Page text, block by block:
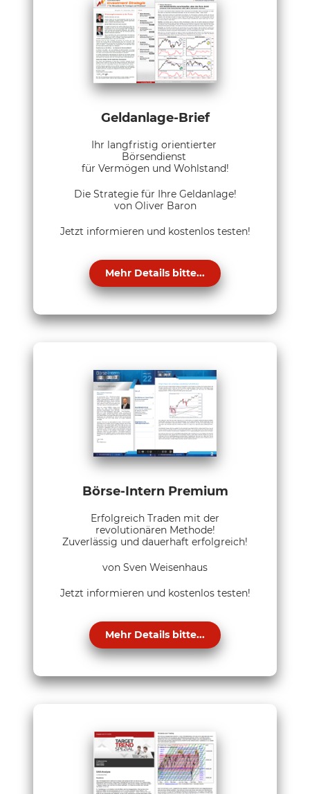
Geldanlage-Brief
Ihr langfristig orientierter
Börsendienst
für Vermögen und Wohlstand!
Die Strategie für Ihre Geldanlage!
von Oliver Baron
Jetzt informieren und kostenlos testen!
Mehr Details bitte...
Börse-Intern Premium
Erfolgreich Traden mit der
revolutionären Methode!
Zuverlässig und dauerhaft erfolgreich!
von Sven Weisenhaus
Jetzt informieren und kostenlos testen!
Mehr Details bitte...